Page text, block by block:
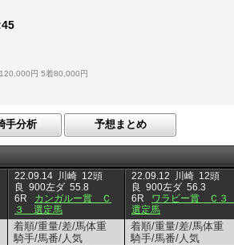
円 5着80,000円
手分析 予想まとめ
22.09.14 川崎 12頭
良 900左ダ 55.8
6R
カンガルー賞 Ｃ
３ 選定馬
22.09.12 川崎 12頭
良 900左ダ 56.3
6R
ワラビー賞 Ｃ３
選定馬
着順/重量/差/馬体重
騎手/馬番/人気
着順/重量/差/馬体重
騎手/馬番/人気